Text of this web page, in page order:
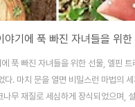
푹 빠진 자녀들을 위한 선물, 엘핀
. 마치 문을 열면 비밀스런 마법의 세
나무 재질로 세심하게 장식되었으며,